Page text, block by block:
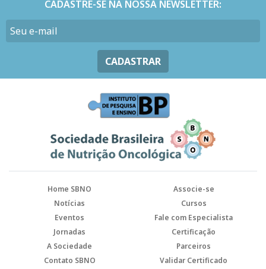
CADASTRE-SE NA NOSSA NEWSLETTER:
CADASTRAR
Home SBNO
Associe-se
Notícias
Cursos
Eventos
Fale com Especialista
Jornadas
Certificação
A Sociedade
Parceiros
Contato SBNO
Validar Certificado